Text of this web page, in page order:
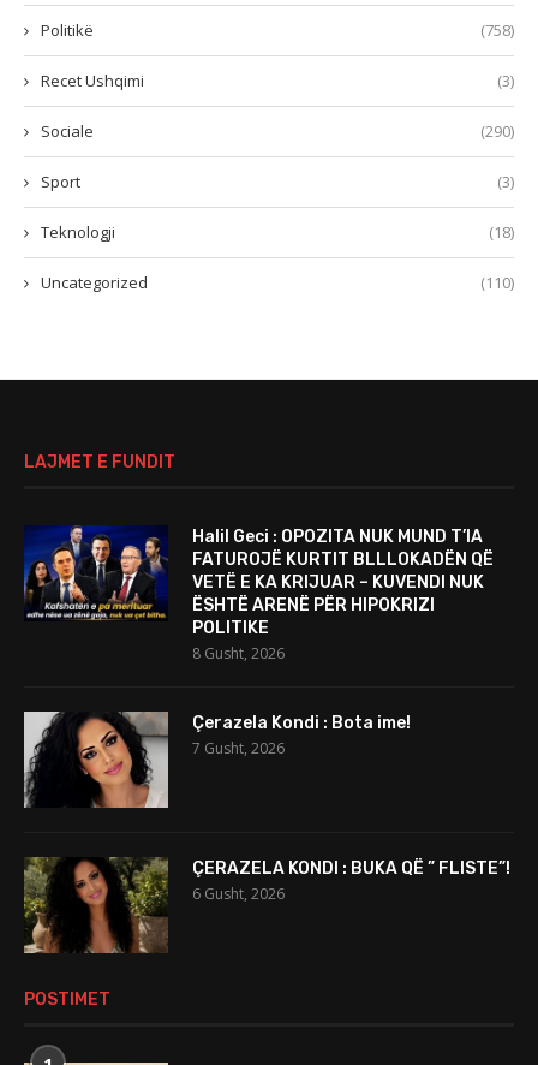
Politikë (758)
Recet Ushqimi (3)
Sociale (290)
Sport (3)
Teknologji (18)
Uncategorized (110)
LAJMET E FUNDIT
Halil Geci : OPOZITA NUK MUND T’IA
FATUROJË KURTIT BLLLOKADËN QË
VETË E KA KRIJUAR – KUVENDI NUK
ËSHTË ARENË PËR HIPOKRIZI
POLITIKE
8 Gusht, 2026
Çerazela Kondi : Bota ime!
7 Gusht, 2026
ÇERAZELA KONDI : BUKA QË ” FLISTE”!
6 Gusht, 2026
POSTIMET